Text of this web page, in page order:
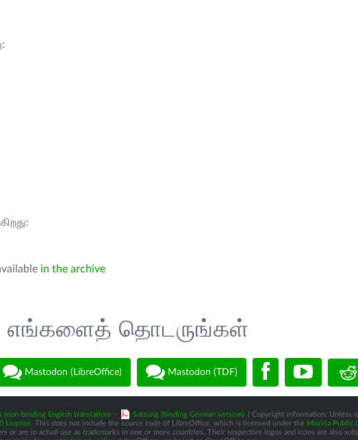
in the archive
எங்களைத் தொடருங்கள்
Mastodon (LibreOffice) Mastodon (TDF)
(non-binding English translation) - Satzung (binding German version)
| Copyright information: Unless
License. This does not include the source code of LibreOffice, which is licensed under the Mozilla Public
or are in actual use as trademarks in one or more countries. Their respective logos and icons are also